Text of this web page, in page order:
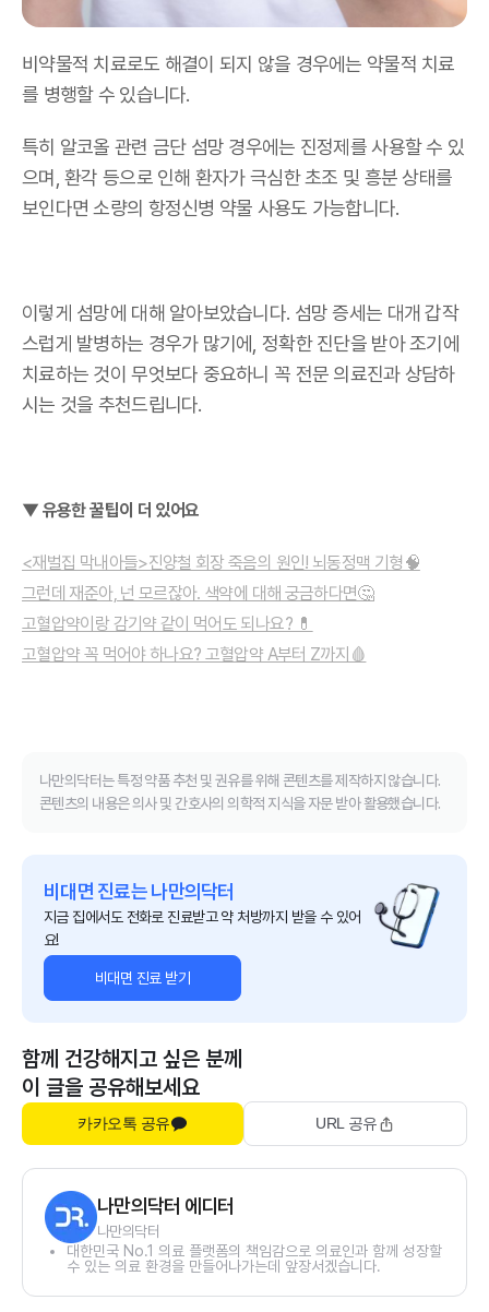
비약물적 치료로도 해결이 되지 않을 경우에는 약물적 치료
를 병행할 수 있습니다.
특히 알코올 관련 금단 섬망 경우에는 진정제를 사용할 수 있
으며, 환각 등으로 인해 환자가 극심한 초조 및 흥분 상태를
보인다면 소량의 항정신병 약물 사용도 가능합니다.
이렇게 섬망에 대해 알아보았습니다. 섬망 증세는 대개 갑작
스럽게 발병하는 경우가 많기에, 정확한 진단을 받아 조기에
치료하는 것이 무엇보다 중요하니 꼭 전문 의료진과 상담하
시는 것을 추천드립니다.
▼ 유용한 꿀팁이 더 있어요
<재벌집 막내아들>진양철 회장 죽음의 원인! 뇌동정맥 기형🧠
그런데 재준아, 넌 모르잖아. 색약에 대해 궁금하다면🤔
고혈압약이랑 감기약 같이 먹어도 되나요? 💊
고혈압약 꼭 먹어야 하나요? 고혈압약 A부터 Z까지🩸
나만의닥터는 특정 약품 추천 및 권유를 위해 콘텐츠를 제작하지 않습니다.
콘텐츠의 내용은 의사 및 간호사의 의학적 지식을 자문 받아 활용했습니다.
비대면 진료는 나만의닥터
지금 집에서도 전화로 진료받고 약 처방까지 받을 수 있어
요!
비대면 진료 받기
함께 건강해지고 싶은 분께
이 글을 공유해보세요
카카오톡 공유 URL 공유
나만의닥터 에디터
나만의닥터
대한민국 No.1 의료 플랫폼의 책임감으로 의료인과 함께 성장할
수 있는 의료 환경을 만들어나가는데 앞장서겠습니다.